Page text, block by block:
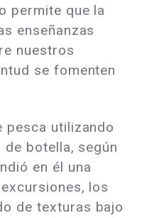
permite que la
enseñanzas
nuestros
se fomenten
pesca utilizando
botella, según
en él una
los
de texturas bajo